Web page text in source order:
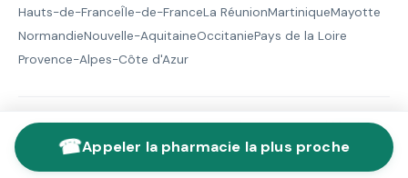
☎Appeler la pharmacie la plus proche
Hauts-de-FranceÎle-de-FranceLa RéunionMartiniqueMayotte
NormandieNouvelle-AquitaineOccitaniePays de la Loire
Provence-Alpes-Côte d'Azur
© 2026 Pharmacie de Garde - Tous droits réservés |Mentions
légales